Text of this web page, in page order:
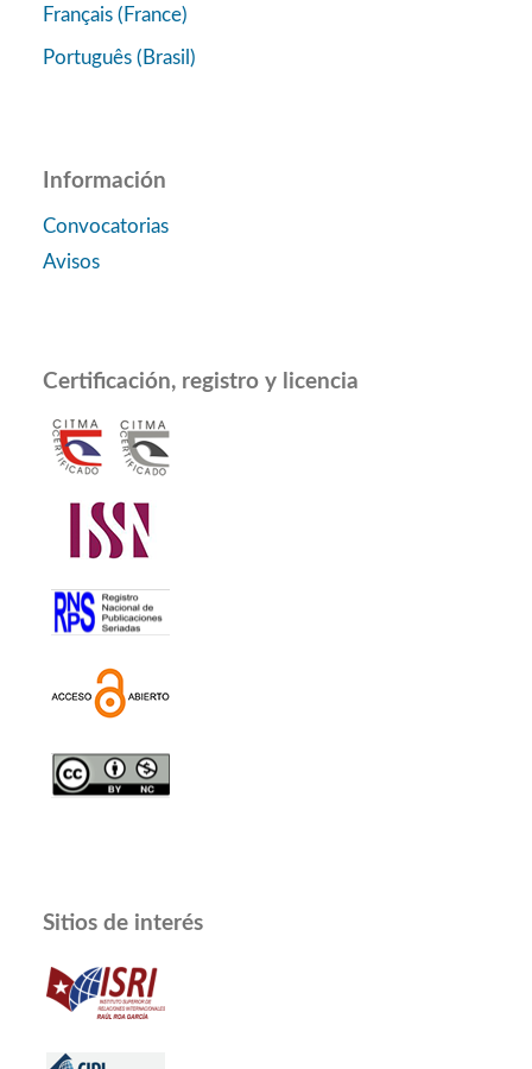
Français (France)
Português (Brasil)
Información
Convocatorias
Avisos
Certificación, registro y licencia
Sitios de interés